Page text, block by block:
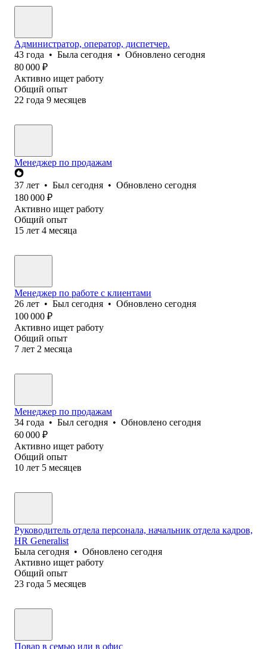
Администратор, оператор, диспетчер.
43 года • Была сегодня • Обновлено сегодня
80 000 ₽
Активно ищет работу
Общий опыт
22 года 9 месяцев
Менеджер по продажам
37 лет • Был сегодня • Обновлено сегодня
180 000 ₽
Активно ищет работу
Общий опыт
15 лет 4 месяца
Менеджер по работе с клиентами
26 лет • Был сегодня • Обновлено сегодня
100 000 ₽
Активно ищет работу
Общий опыт
7 лет 2 месяца
Менеджер по продажам
34 года • Был сегодня • Обновлено сегодня
60 000 ₽
Активно ищет работу
Общий опыт
10 лет 5 месяцев
Руководитель отдела персонала, начальник отдела кадров,
HR Generalist
Была сегодня • Обновлено сегодня
Активно ищет работу
Общий опыт
23 года 5 месяцев
Повар в семью или в офис